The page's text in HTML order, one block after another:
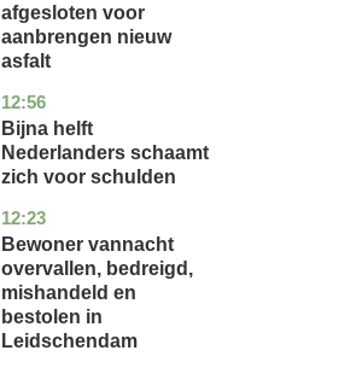
afgesloten voor
aanbrengen nieuw
asfalt
12:56
noord-
holland
economie
Bijna helft
Nederlanders schaamt
zich voor schulden
12:23
zuid-
holland
nieuws
Bewoner vannacht
overvallen, bedreigd,
mishandeld en
bestolen in
Leidschendam